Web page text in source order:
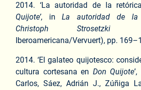
2014. ‘La autoridad de la
Quijote’, inLa autoridad de la
Christoph Strosetzki
Iberoamericana/Vervuert), pp.
2014. ‘El galateo quijotesco:
cultura cortesana en Don Quijote
Carlos, Sáez, Adrián J., Zúñiga